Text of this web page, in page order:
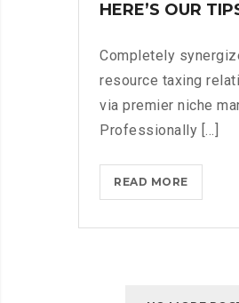
HERE’S OUR
Completely
resource taxing
via premier niche
Professionally [...]
READ MORECOMING
TO